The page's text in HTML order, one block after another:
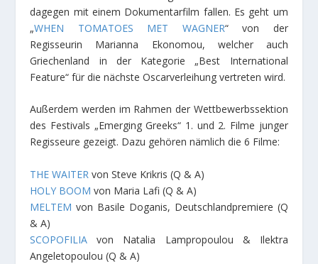
dagegen mit einem Dokumentarfilm fallen. Es geht um
„WHEN TOMATOES MET WAGNER“ von der
Regisseurin Marianna Ekonomou, welcher auch
Griechenland in der Kategorie „Best International
Feature“ für die nächste Oscarverleihung vertreten wird.
Außerdem werden im Rahmen der Wettbewerbssektion
des Festivals „Emerging Greeks“ 1. und 2. Filme junger
Regisseure gezeigt. Dazu gehören nämlich die 6 Filme:
THE WAITER von Steve Krikris (Q & A)
HOLY BOOM von Maria Lafi (Q & A)
MELTEM von Basile Doganis, Deutschlandpremiere (Q
& A)
SCOPOFILIA von Natalia Lampropoulou & Ilektra
Angeletopoulou (Q & A)